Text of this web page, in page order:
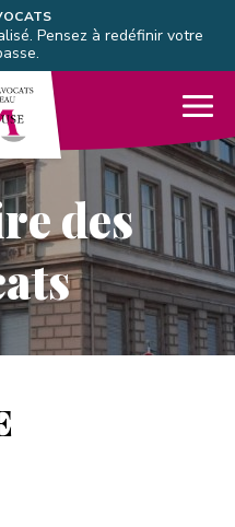
Pensez à redéfinir votre
Barreau de Mulhouse
des